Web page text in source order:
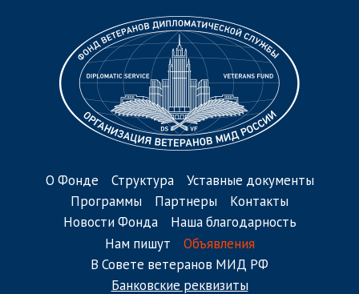
О Фонде Структура
Уставные документы
Программы
Партнеры
Контакты
Новости Фонда
Наша благодарность
Нам пишут
Объявления
В Совете ветеранов МИД РФ
Банковские реквизиты